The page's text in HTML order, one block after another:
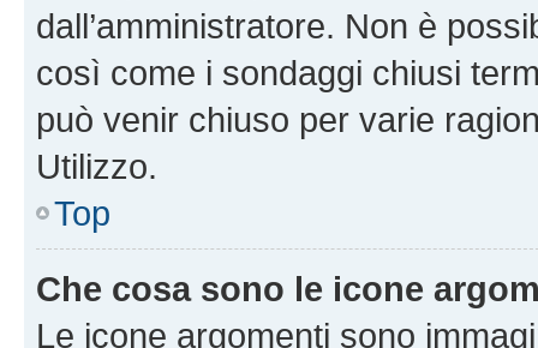
dall’amministratore. Non è
così come i sondaggi chiusi
può venir chiuso per varie
Utilizzo.
Top
Che cosa sono le icone
Le icone argomenti sono